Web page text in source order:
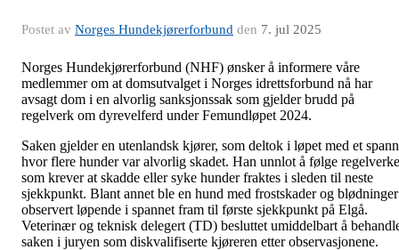
Postet av Norges Hundekjørerforbund den 7. jul 2025
Norges Hundekjørerforbund (NHF) ønsker å informere våre
medlemmer om at domsutvalget i Norges idrettsforbund nå har
avsagt dom i en alvorlig sanksjonssak som gjelder brudd på
regelverk om dyrevelferd under Femundløpet 2024.
Saken gjelder en utenlandsk kjører, som deltok i løpet med et spann
hvor flere hunder var alvorlig skadet. Han unnlot å følge
som krever at skadde eller syke hunder fraktes i sleden til neste
sjekkpunkt. Blant annet ble en hund med frostskader og blødninger
observert løpende i spannet fram til første sjekkpunkt på Elgå.
Veterinær og teknisk delegert (TD) besluttet umiddelbart å
saken i juryen som diskvalifiserte kjøreren etter observasjonene.